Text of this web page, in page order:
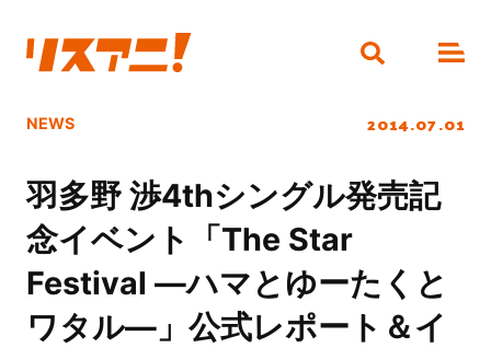
NEWS 2014.07.01
羽多野 渉4thシングル発売記
念イベント「The Star
Festival ―ハマとゆーたくと
ワタル―」公式レポート＆イ